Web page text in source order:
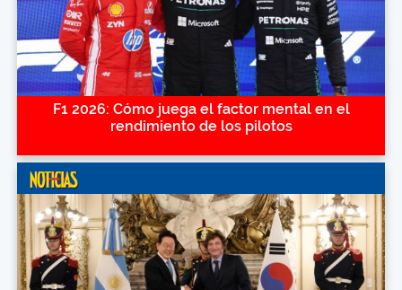
F1 2026: Cómo juega el factor mental en el
rendimiento de los pilotos